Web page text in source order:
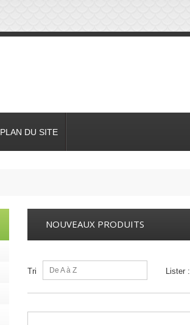
PLAN DU SITE
NOUVEAUX PRODUITS
Tri De A à Z Lister :